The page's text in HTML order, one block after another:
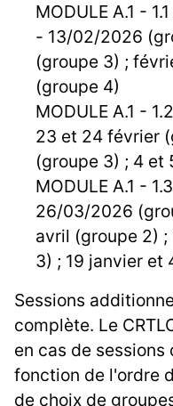
MODULE A.1 -
- 13/02/2026
(groupe 3) ;
(groupe 4)
MODULE A.1 -
23 et 24 février
(groupe 3) ; 4 et
MODULE A.1 -
26/03/2026
avril (groupe 2)
3) ; 19 janvier et
Sessions
complète. Le
en cas de
fonction de l'ordre
de choix de